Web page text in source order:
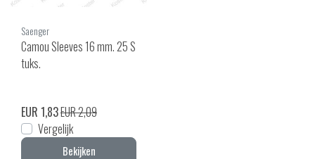
Saenger
Camou Sleeves 16 mm. 25 S
tuks.
EUR 1,83EUR 2,09
Vergelijk
Bekijken